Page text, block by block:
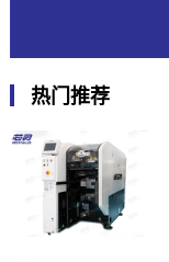
热门推荐